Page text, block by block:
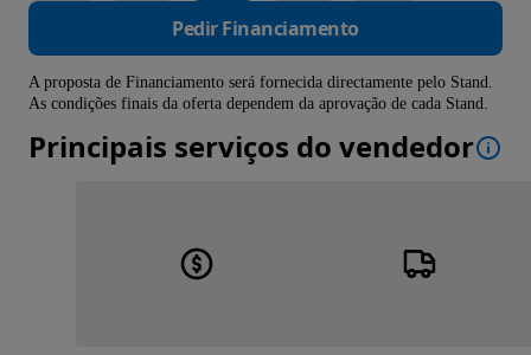
Pedir Financiamento
A proposta de Financiamento será fornecida directamente pelo Stand.
As condições finais da oferta dependem da aprovação de cada Stand.
Principais serviços do vendedor